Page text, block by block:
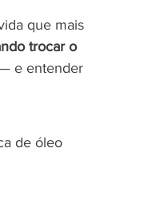
que mais
trocar o
e entender
de óleo